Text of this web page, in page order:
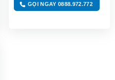
GỌI NGAY 0888.972.772